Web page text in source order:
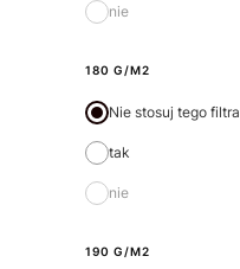
nie
180 G/M2
Nie stosuj tego filtra
tak
nie
190 G/M2